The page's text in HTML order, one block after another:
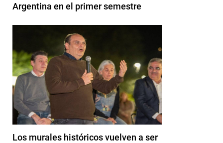
Argentina en el primer semestre
Los murales históricos vuelven a ser